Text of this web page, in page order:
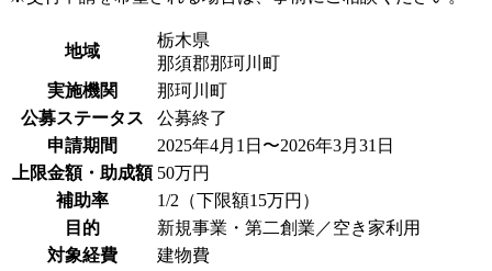
地域
栃木県
那須郡那珂川町
実施機関
那珂川町
公募ステータス
公募終了
申請期間
2025年4月1日〜2026年3月31日
上限金額・助成額 50万円
補助率
1/2（下限額15万円）
目的
新規事業・第二創業／空き家利用
対象経費
建物費